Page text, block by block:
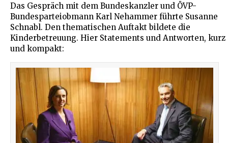
Das Gespräch mit dem Bundeskanzler und ÖVP-
Bundesparteiobmann Karl Nehammer führte Susanne
Schnabl. Den thematischen Auftakt bildete die
Kinderbetreuung. Hier Statements und Antworten, kurz
und kompakt: